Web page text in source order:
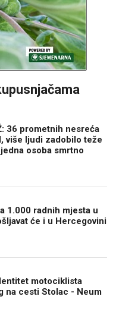
36 prometnih nesreća
više ljudi zadobilo teže
osoba smrtno
1.000 radnih mjesta u
će i u Hercegovini
motociklista
na cesti Stolac - Neum